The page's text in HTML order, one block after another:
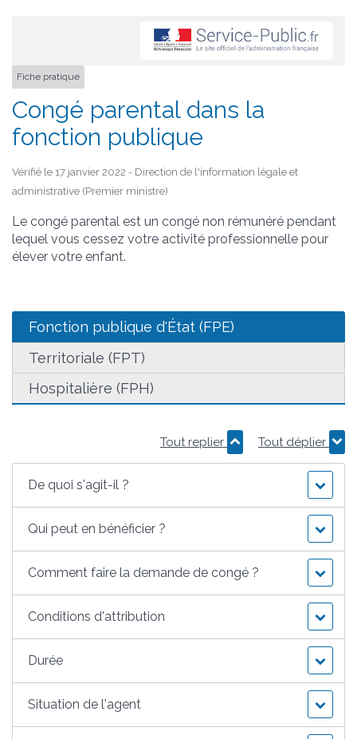
Fiche pratique
Congé parental dans la
fonction publique
Vérifié le 17 janvier 2022 - Direction de l'information légale et
administrative (Premier ministre)
Le congé parental est un congé non rémunéré pendant
lequel vous cessez votre activité professionnelle pour
élever votre enfant.
Fonction publique d'État (FPE)
Territoriale (FPT)
Hospitalière (FPH)
Tout replier Tout déplier
De quoi s'agit-il ?
Qui peut en bénéficier ?
Comment faire la demande de congé ?
Conditions d'attribution
Durée
Situation de l'agent